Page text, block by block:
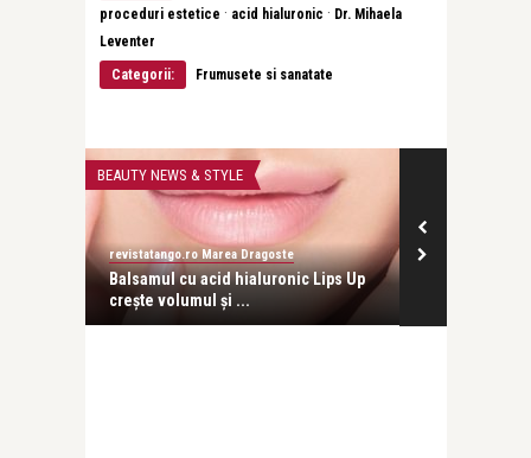
proceduri estetice · acid hialuronic · Dr. Mihaela
Leventer
Categorii:
Frumusete si sanatate
BEAUTY NEWS & STYLE
revistatango.ro Marea Dragoste
Balsamul cu acid hialuronic Lips Up
crește volumul și ...